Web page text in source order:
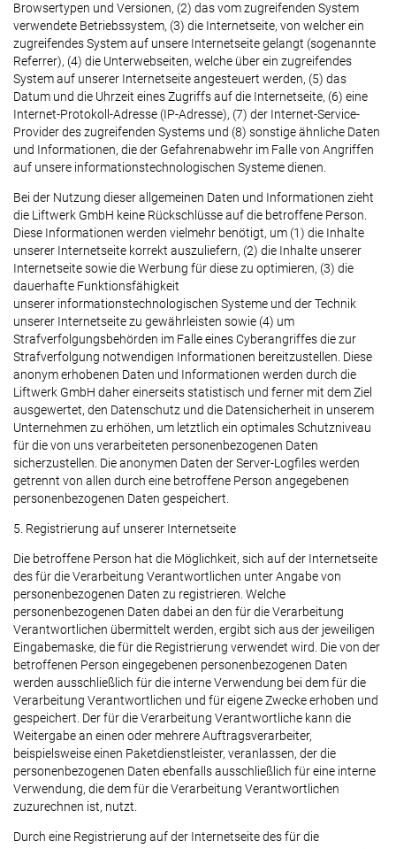
Browsertypen und Versionen, (2) das vom zugreifenden System
verwendete Betriebssystem, (3) die Internetseite, von welcher ein
zugreifendes System auf unsere Internetseite gelangt (sogenannte
Referrer), (4) die Unterwebseiten, welche über ein zugreifendes
System auf unserer Internetseite angesteuert werden, (5) das
Datum und die Uhrzeit eines Zugriffs auf die Internetseite, (6) eine
Internet-Protokoll-Adresse (IP-Adresse), (7) der Internet-Service-
Provider des zugreifenden Systems und (8) sonstige ähnliche Daten
und Informationen, die der Gefahrenabwehr im Falle von Angriffen
auf unsere informationstechnologischen Systeme dienen.
Bei der Nutzung dieser allgemeinen Daten und Informationen zieht
die Liftwerk GmbH keine Rückschlüsse auf die betroffene Person.
Diese Informationen werden vielmehr benötigt, um (1) die Inhalte
unserer Internetseite korrekt auszuliefern, (2) die Inhalte unserer
Internetseite sowie die Werbung für diese zu optimieren, (3) die
dauerhafte Funktionsfähigkeit
unserer informationstechnologischen Systeme und der Technik
unserer Internetseite zu gewährleisten sowie (4) um
Strafverfolgungsbehörden im Falle eines Cyberangriffes die zur
Strafverfolgung notwendigen Informationen bereitzustellen. Diese
anonym erhobenen Daten und Informationen werden durch die
Liftwerk GmbH daher einerseits statistisch und ferner mit dem Ziel
ausgewertet, den Datenschutz und die Datensicherheit in unserem
Unternehmen zu erhöhen, um letztlich ein optimales Schutzniveau
für die von uns verarbeiteten personenbezogenen Daten
sicherzustellen. Die anonymen Daten der Server-Logfiles werden
getrennt von allen durch eine betroffene Person angegebenen
personenbezogenen Daten gespeichert.
5. Registrierung auf unserer Internetseite
Die betroffene Person hat die Möglichkeit, sich auf der Internetseite
des für die Verarbeitung Verantwortlichen unter Angabe von
personenbezogenen Daten zu registrieren. Welche
personenbezogenen Daten dabei an den für die Verarbeitung
Verantwortlichen übermittelt werden, ergibt sich aus der jeweiligen
Eingabemaske, die für die Registrierung verwendet wird. Die von der
betroffenen Person eingegebenen personenbezogenen Daten
werden ausschließlich für die interne Verwendung bei dem für die
Verarbeitung Verantwortlichen und für eigene Zwecke erhoben und
gespeichert. Der für die Verarbeitung Verantwortliche kann die
Weitergabe an einen oder mehrere Auftragsverarbeiter,
beispielsweise einen Paketdienstleister, veranlassen, der die
personenbezogenen Daten ebenfalls ausschließlich für eine interne
Verwendung, die dem für die Verarbeitung Verantwortlichen
zuzurechnen ist, nutzt.
Durch eine Registrierung auf der Internetseite des für die